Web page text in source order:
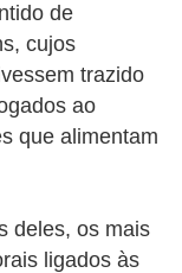
de
cujos
trazido
ao
que alimentam
deles, os mais
ligados às